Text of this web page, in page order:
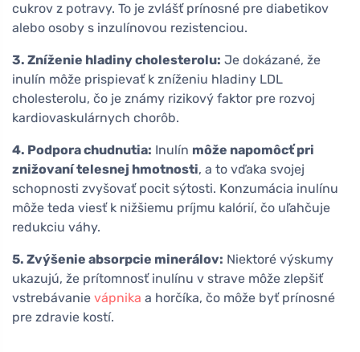
cukrov z potravy. To je zvlášť prínosné pre diabetikov
alebo osoby s inzulínovou rezistenciou.
3. Zníženie hladiny cholesterolu: Je dokázané, že
inulín môže prispievať k zníženiu hladiny LDL
cholesterolu, čo je známy rizikový faktor pre rozvoj
kardiovaskulárnych chorôb.
4. Podpora chudnutia: Inulín môže napomôcť pri
znižovaní telesnej hmotnosti, a to vďaka svojej
schopnosti zvyšovať pocit sýtosti. Konzumácia inulínu
môže teda viesť k nižšiemu príjmu kalórií, čo uľahčuje
redukciu váhy.
5. Zvýšenie absorpcie minerálov: Niektoré výskumy
ukazujú, že prítomnosť inulínu v strave môže zlepšiť
vstrebávanie vápnika a horčíka, čo môže byť prínosné
pre zdravie kostí.